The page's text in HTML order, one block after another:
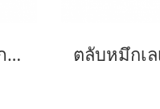
ตลับหมึกเลเซอร์คุณภาพสูงสำหรับ Fuji Xerox รุ่น P265dw (CT202329/202330)